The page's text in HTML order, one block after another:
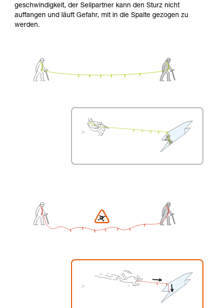
geschwindigkeit, der Seilpartner kann den Sturz nicht
auffangen und läuft Gefahr, mit in die Spalte gezogen zu
werden.